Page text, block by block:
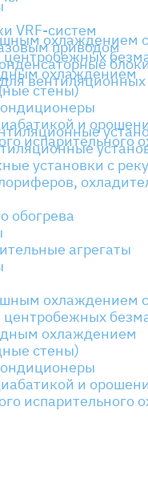
VRF-систем
приводом
вентиляционных
установки с
обогрева
агрегаты
охлаждением
охлаждением
стены)
и
испарительного
охлаждением
охлаждением
стены)
и
испарительного